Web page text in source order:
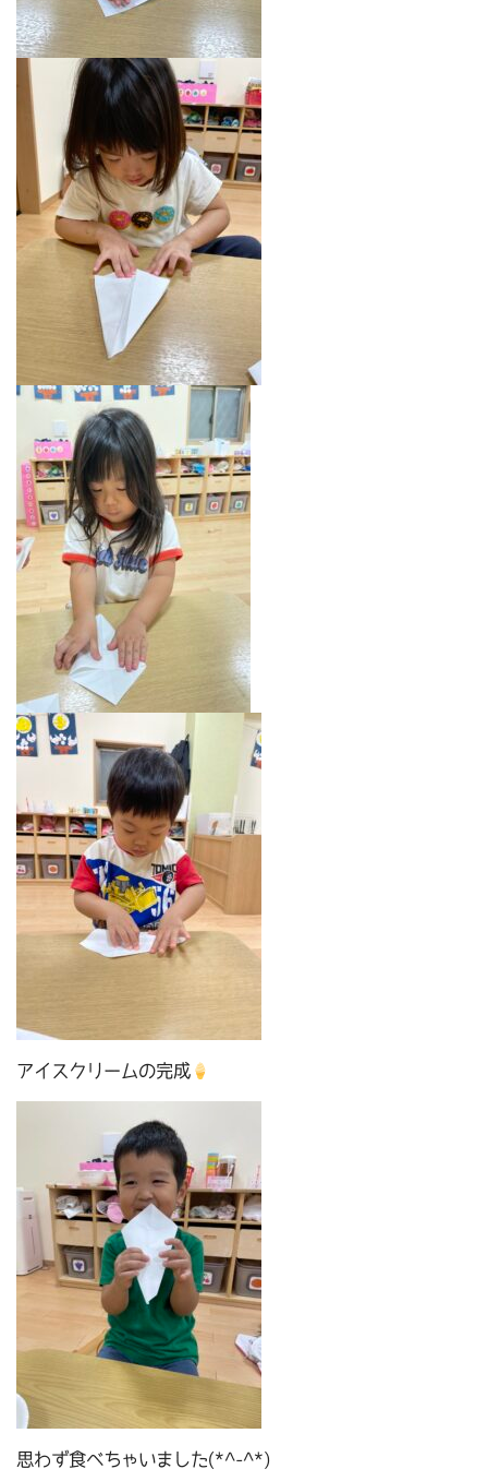
アイスクリームの完成
思わず食べちゃいました(*^-^*)